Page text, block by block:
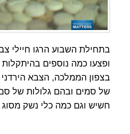
ופצעו כמה נוספים בהיתקלות
בצפון הממלכה, הצבא
של סמים ובהם גלולות של סם
חשיש וגם כמה כלי נשק מסוג